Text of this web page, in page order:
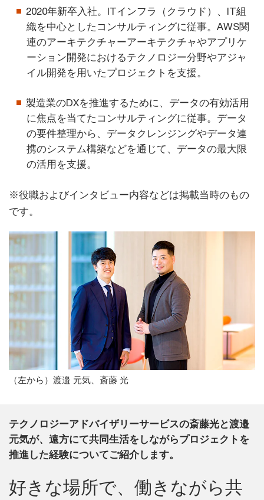
2020年新卒入社。ITインフラ（クラウド）、IT組
織を中心としたコンサルティングに従事。AWS関
連のアーキテクチャーアーキテクチャやアプリケ
ーション開発におけるテクノロジー分野やアジャ
イル開発を用いたプロジェクトを支援。
製造業のDXを推進するために、データの有効活用
に焦点を当てたコンサルティングに従事。データ
の要件整理から、データクレンジングやデータ連
携のシステム構築などを通じて、データの最大限
の活用を支援。
※役職およびインタビュー内容などは掲載当時のもの
です。
（左から）渡邉 元気、斎藤 光
テクノロジーアドバイザリーサービスの斎藤光と渡邉
元気が、遠方にて共同生活をしながらプロジェクトを
推進した経験についてご紹介します。
好きな場所で、働きながら共